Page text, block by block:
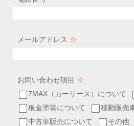
メールアドレス ※
お問い合わせ項目 ※
7MAX（カーリース）について
板金塗装について
移動販売
中古車販売について
その他